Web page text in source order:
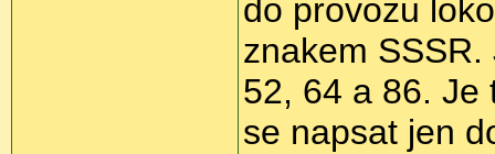
do provozu
znakem
52, 64 a 86. Je
se napsat jen